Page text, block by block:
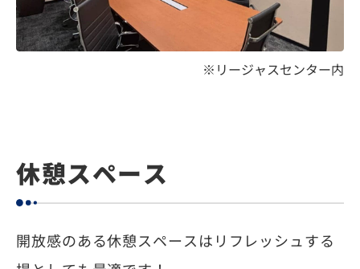
※リージャスセンター内
休憩スペース
開放感のある休憩スペースはリフレッシュする